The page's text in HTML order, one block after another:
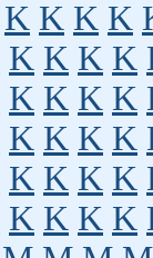
K K K K
K K K K
K K K K
K K K K
K K K K
K K K K